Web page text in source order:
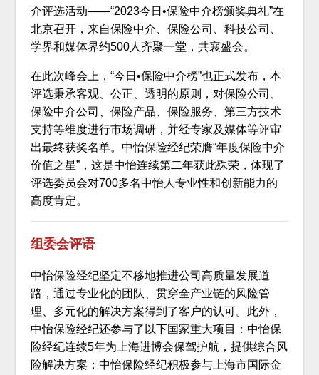
介评选活动——“2023今日•保险中介榜颁奖典礼”在
北京召开，来自保险中介、保险公司、科技公司、
学界和媒体界约500人齐聚一堂，共襄盛会。
在此次峰会上，“今日•保险中介榜”也正式发布，本
评选秉承客观、公正、透明的原则，对保险公司、
保险中介公司、保险产品、保险服务、第三方技术
支持等维度进行市场调研，并经专家及媒体等评审
出最终获奖名单。中怡保险经纪荣膺“年度保险中介
价值之星”，这是中怡连续第二年获此殊荣，体现了
评选委员会对700多名中怡人专业性和创新能力的
高度肯定。
组委会评语
中怡保险经纪坚定不移地推进公司高质量发展道
路，通过专业化的团队、贯穿全产业链的风险管
理、多元化的解决方案得到了客户的认可。此外，
中怡保险经纪还参与了以下国家重大项目：中怡保
险经纪连续5年为上海进博会保驾护航，提供综合风
险解决方案；中怡保险经纪积极参与上海市国际金